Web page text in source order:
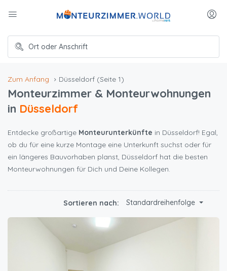
Zum Anfang Düsseldorf (Seite 1)
Monteurzimmer & Monteurwohnungen
in Düsseldorf
Entdecke großartige Monteurunterkünfte in Düsseldorf! Egal,
ob du für eine kurze Montage eine Unterkunft suchst oder für
ein längeres Bauvorhaben planst, Düsseldorf hat die besten
Monteurwohnungen für Dich und Deine Kollegen.
Sortieren nach: Standardreihenfolge